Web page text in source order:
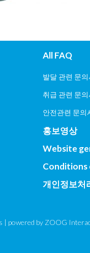
All FAQ
발달 관련 문
취급 관련 문
안전관련 문의
홍보영상
Website
Conditions
개인정보처
| powered by ZOOG